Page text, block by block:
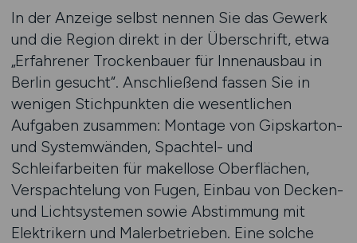
In der Anzeige selbst nennen Sie das Gewerk
und die Region direkt in der Überschrift, etwa
„Erfahrener Trockenbauer für Innenausbau in
Berlin gesucht“. Anschließend fassen Sie in
wenigen Stichpunkten die wesentlichen
Aufgaben zusammen: Montage von Gipskarton-
und Systemwänden, Spachtel- und
Schleifarbeiten für makellose Oberflächen,
Verspachtelung von Fugen, Einbau von Decken-
und Lichtsystemen sowie Abstimmung mit
Elektrikern und Malerbetrieben. Eine solche